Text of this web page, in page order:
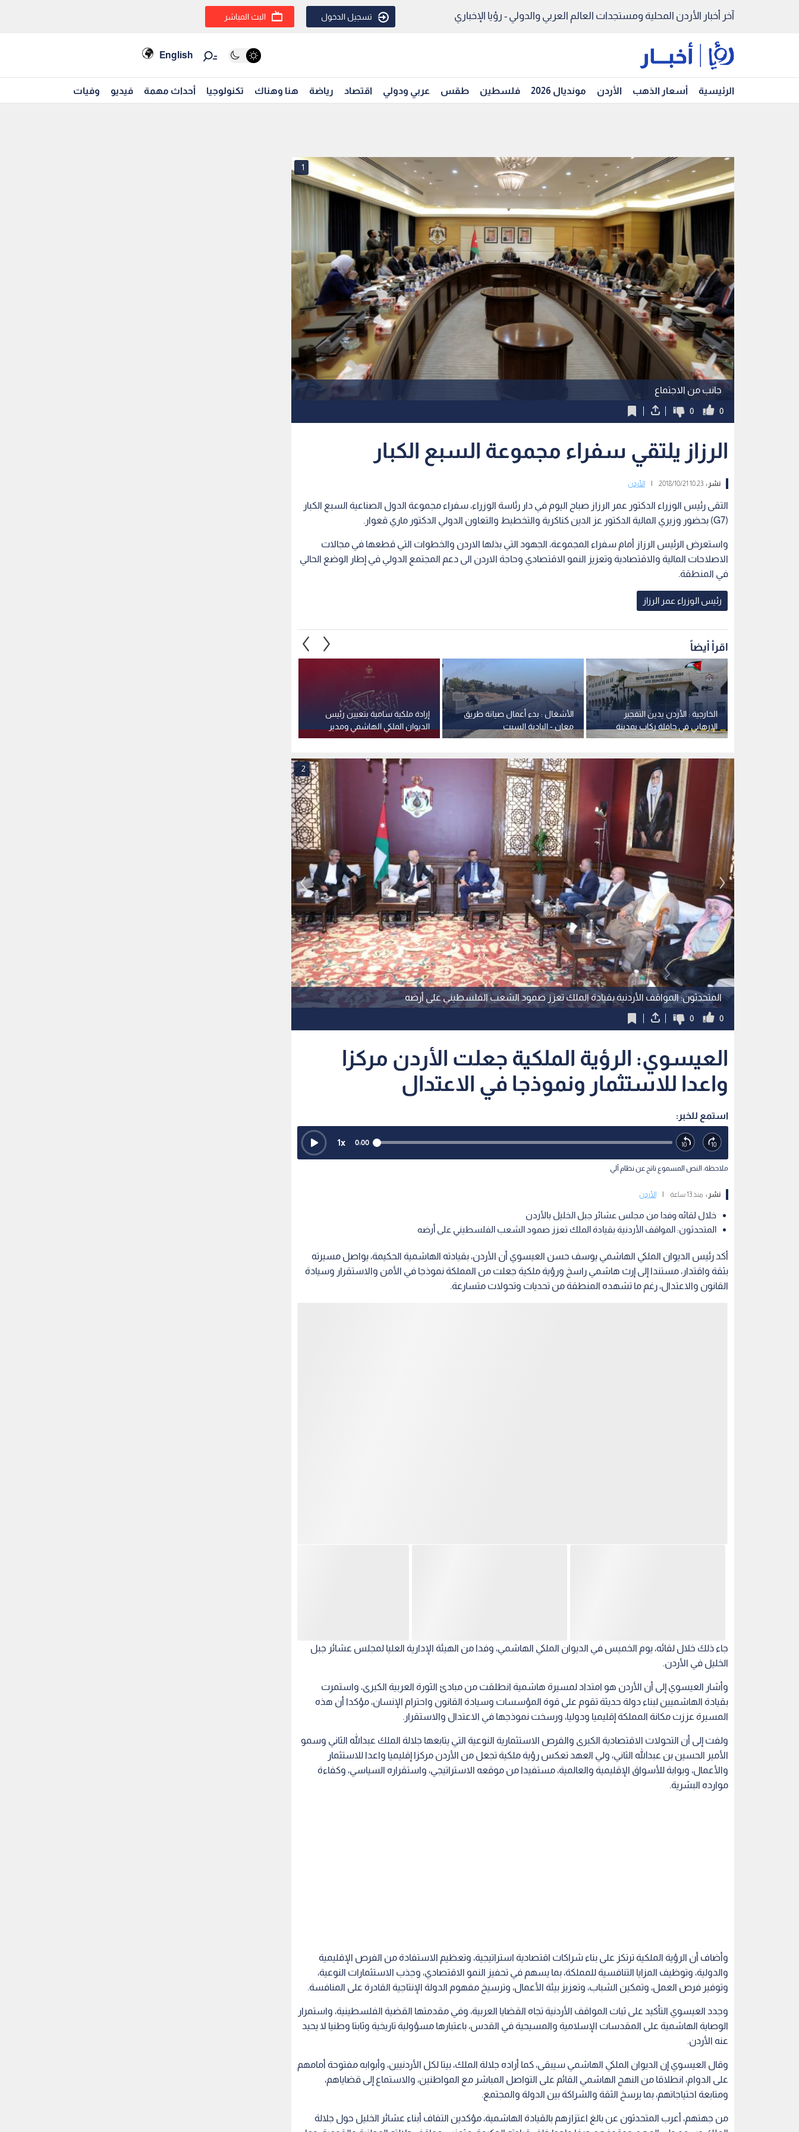
آخر أخبار الأردن المحلية ومستجدات العالم العربي والدولي - رؤيا الإخباري تسجيل الدخول البث المباشر
English
الرئيسية أسعار الذهب الأردن مونديال 2026 فلسطين طقس عربي ودولي اقتصاد رياضة هنا وهناك تكنولوجيا أحداث مهمة فيديو وفيات
جانب من الاجتماع
1
0
0
الرزاز يلتقي سفراء مجموعة السبع الكبار
نشر :10:23 2018/10/21 الأردن
التقى رئيس الوزراء الدكتور عمر الرزاز صباح اليوم في دار رئاسة الوزراء، سفراء مجموعة الدول الصناعية السبع الكبار
(G7) بحضور وزيري المالية الدكتور عز الدين كناكرية والتخطيط والتعاون الدولي الدكتور ماري قعوار.
واستعرض الرئيس الرزاز أمام سفراء المجموعة، الجهود التي بذلها الاردن والخطوات التي قطعها في مجالات
الاصلاحات المالية والاقتصادية وتعزيز النمو الاقتصادي وحاجة الاردن الى دعم المجتمع الدولي في إطار الوضع الحالي
في المنطقة.
رئيس الوزراء عمر الرزاز
اقرأ أيضاً
إرادة ملكية سامية بتعيين رئيس
الديوان الملكي الهاشمي ومدير
مكتب جلالة الملك عضوين في
الأشغال : بدء أعمال صيانة طريق
معان - البادية السبت
الخارجية : الأردن يدين التفجير
الإرهابي في حافلة ركاب بمدينة
جرمانا بريف دمشق في سوريا
المتحدثون: المواقف الأردنية بقيادة الملك تعزز صمود الشعب الفلسطيني على أرضه
2
0
0
العيسوي: الرؤية الملكية جعلت الأردن مركزا
واعدا للاستثمار ونموذجا في الاعتدال
استمع للخبر:
0:00
1x
ملاحظة: النص المسموع ناتج عن نظام آلي
نشر : منذ 13 ساعة | الأردن
خلال لقائه وفدا من مجلس عشائر جبل الخليل بالأردن
المتحدثون: المواقف الأردنية بقيادة الملك تعزز صمود الشعب الفلسطيني على أرضه
أكد رئيس الديوان الملكي الهاشمي يوسف حسن العيسوي أن الأردن، بقيادته الهاشمية الحكيمة، يواصل مسيرته
بثقة واقتدار، مستندا إلى إرث هاشمي راسخ ورؤية ملكية جعلت من المملكة نموذجا في الأمن والاستقرار وسيادة
القانون والاعتدال، رغم ما تشهده المنطقة من تحديات وتحولات متسارعة.
جاء ذلك خلال لقائه، يوم الخميس في الديوان الملكي الهاشمي، وفدا من الهيئة الإدارية العليا لمجلس عشائر جبل
الخليل في الأردن.
وأشار العيسوي إلى أن الأردن هو امتداد لمسيرة هاشمية انطلقت من مبادئ الثورة العربية الكبرى، واستمرت
بقيادة الهاشميين لبناء دولة حديثة تقوم على قوة المؤسسات وسيادة القانون واحترام الإنسان، مؤكدا أن هذه
المسيرة عززت مكانة المملكة إقليميا ودوليا، ورسخت نموذجها في الاعتدال والاستقرار.
ولفت إلى أن التحولات الاقتصادية الكبرى والفرص الاستثمارية النوعية التي يتابعها جلالة الملك عبدالله الثاني وسمو
الأمير الحسين بن عبدالله الثاني، ولي العهد تعكس رؤية ملكية تجعل من الأردن مركزا إقليميا واعدا للاستثمار
والأعمال، وبوابة للأسواق الإقليمية والعالمية، مستفيدا من موقعه الاستراتيجي، واستقراره السياسي، وكفاءة
موارده البشرية.
وأضاف أن الرؤية الملكية ترتكز على بناء شراكات اقتصادية استراتيجية، وتعظيم الاستفادة من الفرص الإقليمية
والدولية، وتوظيف المزايا التنافسية للمملكة، بما يسهم في تحفيز النمو الاقتصادي، وجذب الاستثمارات النوعية،
وتوفير فرص العمل، وتمكين الشباب، وتعزيز بيئة الأعمال، وترسيخ مفهوم الدولة الإنتاجية القادرة على المنافسة.
وجدد العيسوي التأكيد على ثبات المواقف الأردنية تجاه القضايا العربية، وفي مقدمتها القضية الفلسطينية، واستمرار
الوصاية الهاشمية على المقدسات الإسلامية والمسيحية في القدس، باعتبارها مسؤولية تاريخية وثابتا وطنيا لا يحيد
عنه الأردن.
وقال العيسوي إن الديوان الملكي الهاشمي سيبقى، كما أراده جلالة الملك، بيتا لكل الأردنيين، وأبوابه مفتوحة أمامهم
على الدوام، انطلاقا من النهج الهاشمي القائم على التواصل المباشر مع المواطنين، والاستماع إلى قضاياهم،
ومتابعة احتياجاتهم، بما يرسخ الثقة والشراكة بين الدولة والمجتمع.
من جهتهم، أعرب المتحدثون عن بالغ اعتزازهم بالقيادة الهاشمية، مؤكدين التفاف أبناء عشائر الخليل حول جلالة